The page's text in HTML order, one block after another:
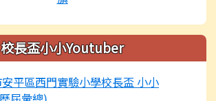
校長盃小小Youtuber